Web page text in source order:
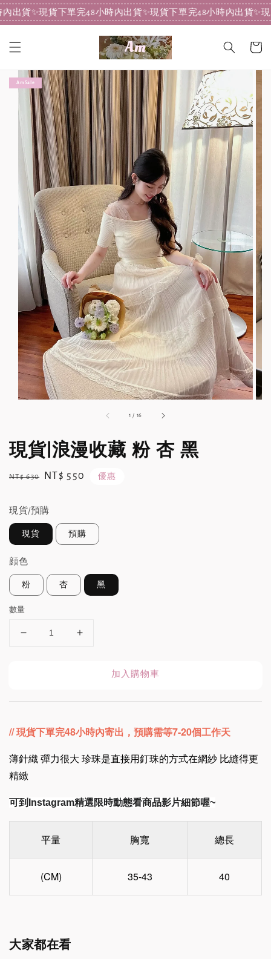
出貨✨現貨下單完48小時內出貨✨現貨下單完48小時內出貨✨現
1 / 16
Am Sale
現貨|浪漫收藏 粉 杏 黑
Regular
NT$ 630
Sale
NT$ 550 優惠
現貨/預購
現貨 預購
顔色
粉 杏 黑
數量
加入購物車
// 現貨下單完48小時內寄出，預購需等7-20個工作天
薄針織 彈力很大 珍珠是直接用釘珠的方式在網紗 比縫得更
精緻
可到Instagram精選限時動態看商品影片細節喔~
平量 胸寬 總長
(CM) 35-43 40
大家都在看